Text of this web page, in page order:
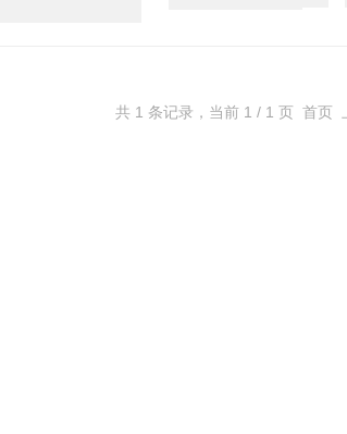
共 1 条记录，当前 1 / 1 页 首页